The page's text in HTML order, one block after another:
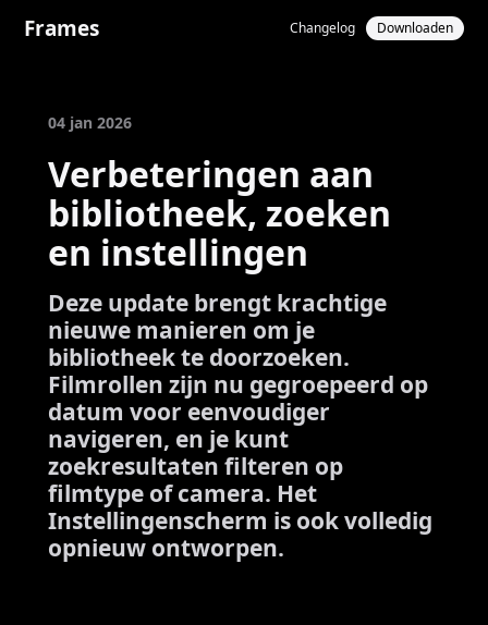
Frames Changelog Downloaden
04 jan 2026
Verbeteringen aan
bibliotheek, zoeken
en instellingen
Deze update brengt krachtige
nieuwe manieren om je
bibliotheek te doorzoeken.
Filmrollen zijn nu gegroepeerd op
datum voor eenvoudiger
navigeren, en je kunt
zoekresultaten filteren op
filmtype of camera. Het
Instellingenscherm is ook volledig
opnieuw ontworpen.